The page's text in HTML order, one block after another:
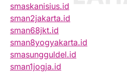
smaskanisius.id
sman2jakarta.id
sman68jkt.id
sman8yogyakarta.id
smasungguldel.id
sman1jogja.id